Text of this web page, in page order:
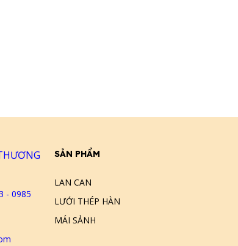
- 0985
SẢN PHẨM
LAN CAN
LƯỚI THÉP HÀN
MÁI SẢNH